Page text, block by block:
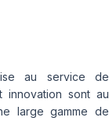
au service de
innovation sont au
large gamme de